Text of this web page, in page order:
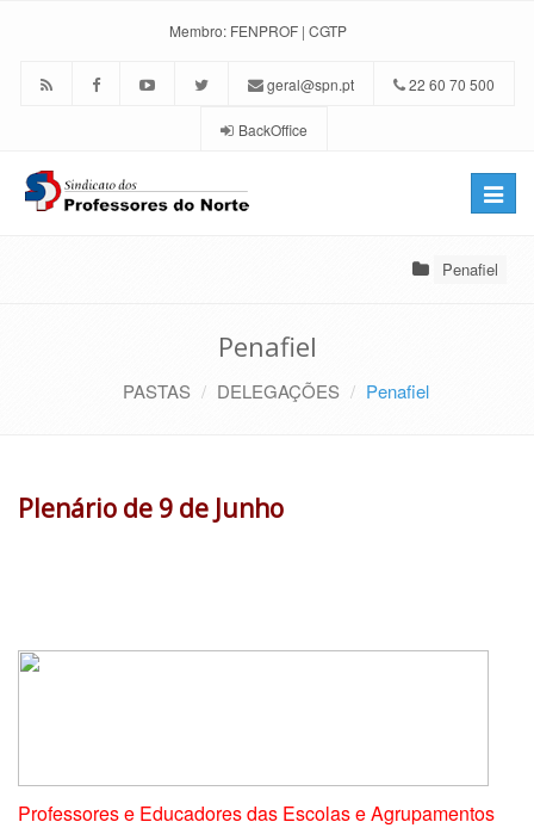
Membro: FENPROF | CGTP
geral@spn.pt 22 60 70 500
BackOffice
Toggle
Penafiel
Penafiel
PASTAS DELEGAÇÕES Penafiel
Plenário de 9 de Junho
Professores e Educadores das Escolas e Agrupamentos